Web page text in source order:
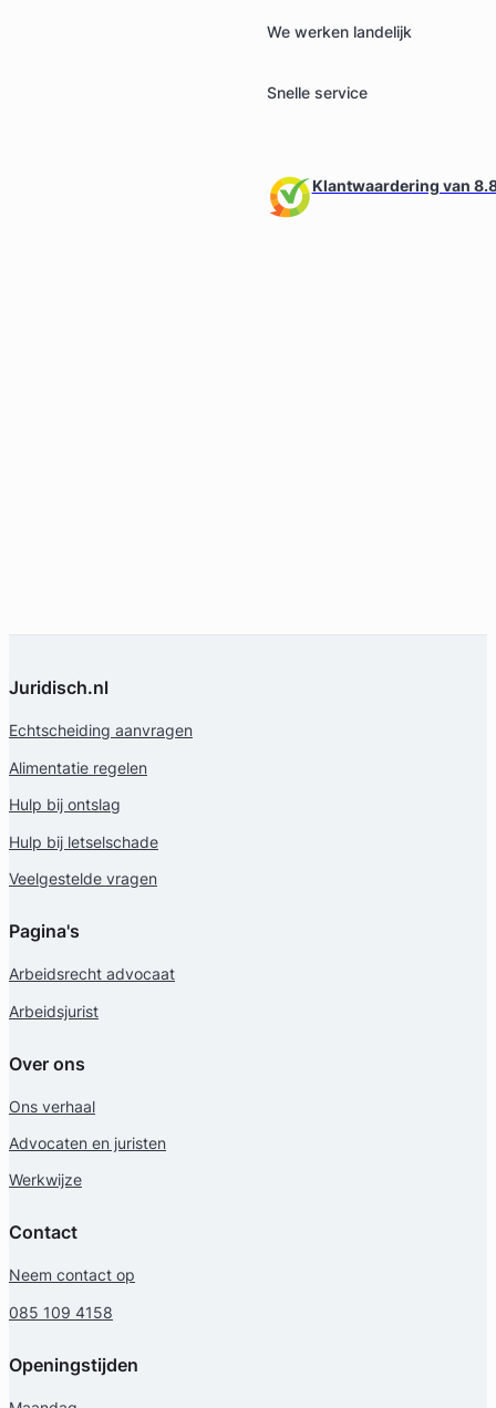
We werken landelijk
Snelle service
Klantwaardering van
Juridisch.nl
Echtscheiding aanvragen
Alimentatie regelen
Hulp bij ontslag
Hulp bij letselschade
Veelgestelde vragen
Pagina's
Arbeidsrecht advocaat
Arbeidsjurist
Over ons
Ons verhaal
Advocaten en juristen
Werkwijze
Contact
Neem contact op
085 109 4158
Openingstijden